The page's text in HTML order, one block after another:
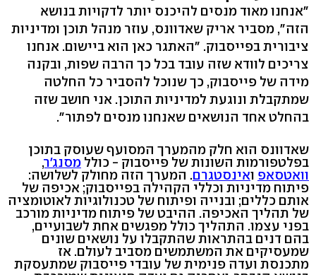
"אנחנו מאוד מנסים להיכנס יותר לדקויות בנושא
הזה", מסביר אריק שאדוונס, עוזר מנהל תוכן ומדיניות
ציבורית בפייסבוק. "האתגר כאן הוא ביישום. אנחנו
צריכים לוודא שזה עובד בכל כך הרבה שפות, ובקנה
מידה של פייסבוק, כך שנוכל להסביר כל החלטה
שמתקבלת ונוגעת למדיניות התוכן. אני חושב שזה
בהחלט אחד הנושאים שאנחנו מנסים לפתור".
שאדוונס הוא חלק מהמערך המסועף שעוסק בתוכן
בפלטפורמות השונות של פייסבוק - כולל מסנג'ר,
וואטסאפ ואינסטגרם. המערך הזה מחולק לשלושה:
פיתוח מדיניות וכללי הקהילה בפייסבוק; אכיפה של
אותם כללים; ובנייה ופיתוח של טכנולוגיות לאוטומציה
של תהליך האכיפה. ההיבט של פיתוח מדיניות מורכב
בפני עצמו. התהליך כולל מפגשים אחת לשבועיים,
בהם דנים בהתראות שהתקבלו על נושאים שונים
שמעסיקים את המשתמשים מסביב לעולם. אז
מתכנסת ועדה פנימית של עובדי פייסבוק שמתעסקת